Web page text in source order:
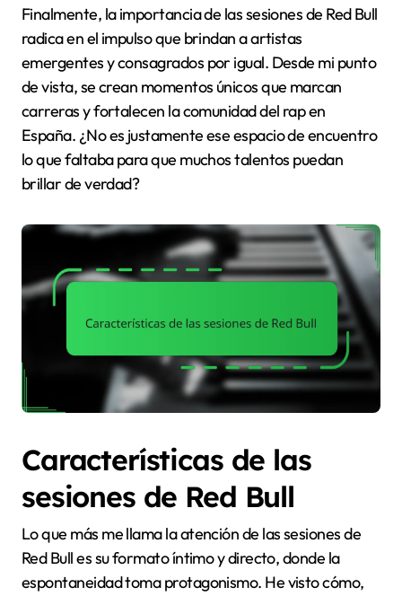
Finalmente, la importancia de las sesiones de Red Bull
radica en el impulso que brindan a artistas
emergentes y consagrados por igual. Desde mi punto
de vista, se crean momentos únicos que marcan
carreras y fortalecen la comunidad del rap en
España. ¿No es justamente ese espacio de encuentro
lo que faltaba para que muchos talentos puedan
brillar de verdad?
Características de las
sesiones de Red Bull
Lo que más me llama la atención de las sesiones de
Red Bull es su formato íntimo y directo, donde la
espontaneidad toma protagonismo. He visto cómo,